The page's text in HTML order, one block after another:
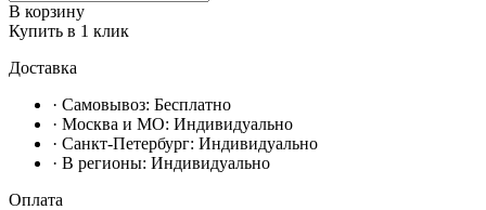
В корзину
Купить в 1 клик
Доставка
· Самовывоз: Бесплатно
· Москвa и МО: Индивидуально
· Санкт-Петербург: Индивидуально
· В регионы: Индивидуально
Оплата